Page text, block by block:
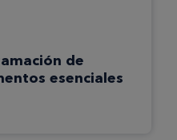
de
esenciales